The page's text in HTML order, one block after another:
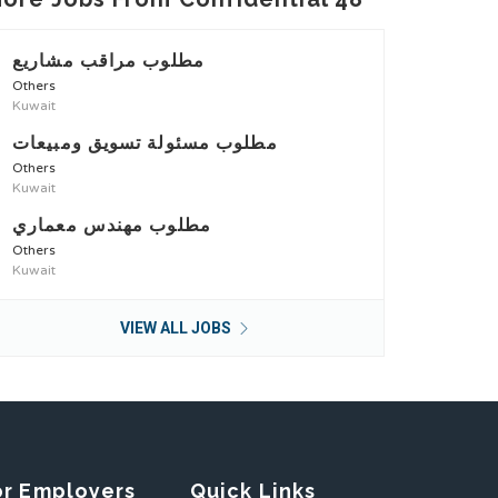
مطلوب مراقب مشاريع
Others
Kuwait
مطلوب مسئولة تسويق ومبيعات
Others
Kuwait
مطلوب مهندس معماري
Others
Kuwait
VIEW ALL JOBS
Employers Quick Links